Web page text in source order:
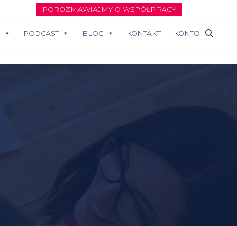
POROZMAWIAJMY O WSPÓŁPRACY
PODCAST BLOG KONTAKT KONTO